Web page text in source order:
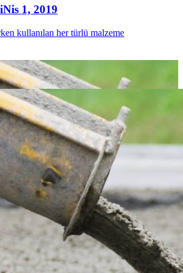
Nis 1, 2019
kullanılan her türlü malzeme